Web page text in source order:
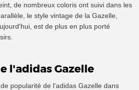
de nombreux coloris ont suivi dans les
le style vintage de la Gazelle,
est de plus en plus porté
l'adidas Gazelle
popularité de l'adidas Gazelle dans